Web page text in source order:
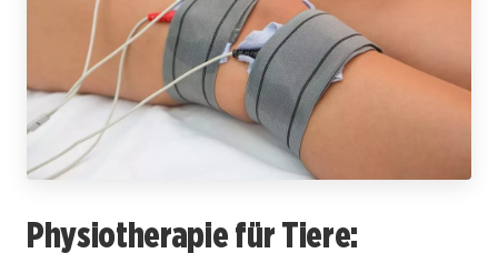
Physiotherapie für Tiere: